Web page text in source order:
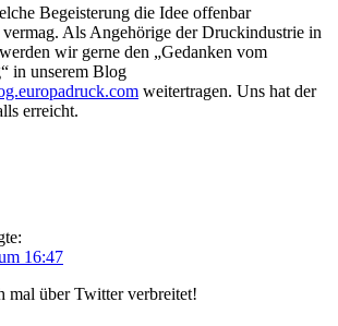
Begeisterung die Idee offenbar
Als Angehörige der Druckindustrie in
wir gerne den „Gedanken vom
in unserem Blog
weitertragen. Uns hat der
erreicht.
16:47
mal über Twitter verbreitet!